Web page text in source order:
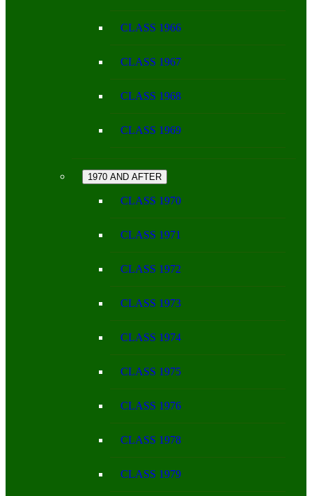
CLASS 1966
CLASS 1967
CLASS 1968
CLASS 1969
1970 AND AFTER
CLASS 1970
CLASS 1971
CLASS 1972
CLASS 1973
CLASS 1974
CLASS 1975
CLASS 1976
CLASS 1978
CLASS 1979